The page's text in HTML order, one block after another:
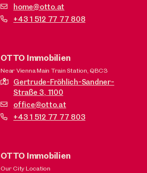
home@otto.at
+43 1 512 77 77 808
OTTO Immobilien
Near Vienna Main Train Station, QBC3
Gertrude-Fröhlich-Sandner-
Straße 3, 1100
office@otto.at
+43 1 512 77 77 803
OTTO Immobilien
Our City Location